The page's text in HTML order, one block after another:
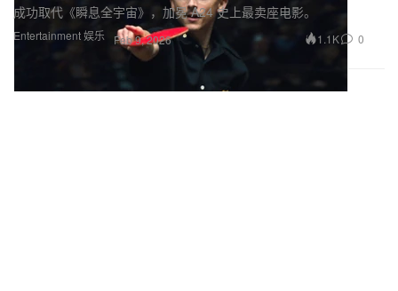
Entertainment 娱乐
成功取代《瞬息全宇宙》，加冕 A24 史上最卖座电影。
Feb 9, 2026 1.1K 0